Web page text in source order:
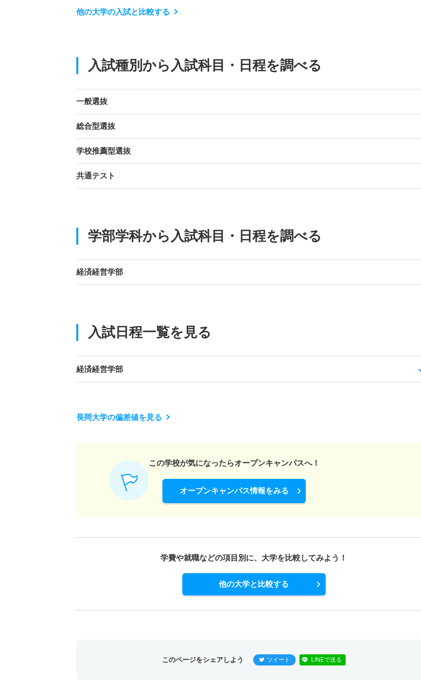
他の大学の入試と比較する
入試種別から入試科目・日程を調べる
一般選抜
総合型選抜
学校推薦型選抜
共通テスト
学部学科から入試科目・日程を調べる
経済経営学部
入試日程一覧を見る
経済経営学部
長岡大学の偏差値を見る
この学校が気になったらオープンキャンパスへ！
オープンキャンパス情報をみる
学費や就職などの項目別に、 大学を比較してみよう！
他の大学と比較する
このページをシェアしよう ツイート LINEで送る